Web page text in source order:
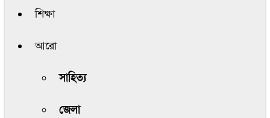
শিক্ষা
আরো
সাহিত্য
জেলা